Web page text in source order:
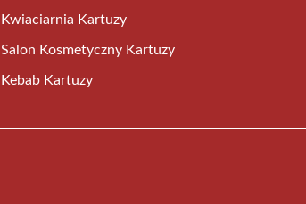
Kwiaciarnia Kartuzy
Salon Kosmetyczny Kartuzy
Kebab Kartuzy